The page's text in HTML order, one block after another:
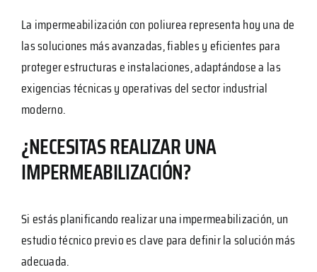
La impermeabilización con poliurea representa hoy una de
las soluciones más avanzadas, fiables y eficientes para
proteger estructuras e instalaciones, adaptándose a las
exigencias técnicas y operativas del sector industrial
moderno.
¿NECESITAS REALIZAR UNA
IMPERMEABILIZACIÓN?
Si estás planificando realizar una impermeabilización, un
estudio técnico previo es clave para definir la solución más
adecuada.